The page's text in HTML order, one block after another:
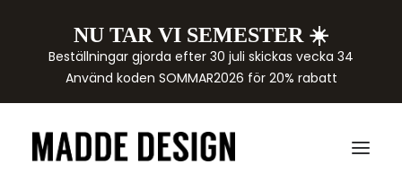
NU TAR VI SEMESTER ☀️
Beställningar gjorda efter 30 juli skickas vecka 34
Använd koden SOMMAR2026 för 20% rabatt